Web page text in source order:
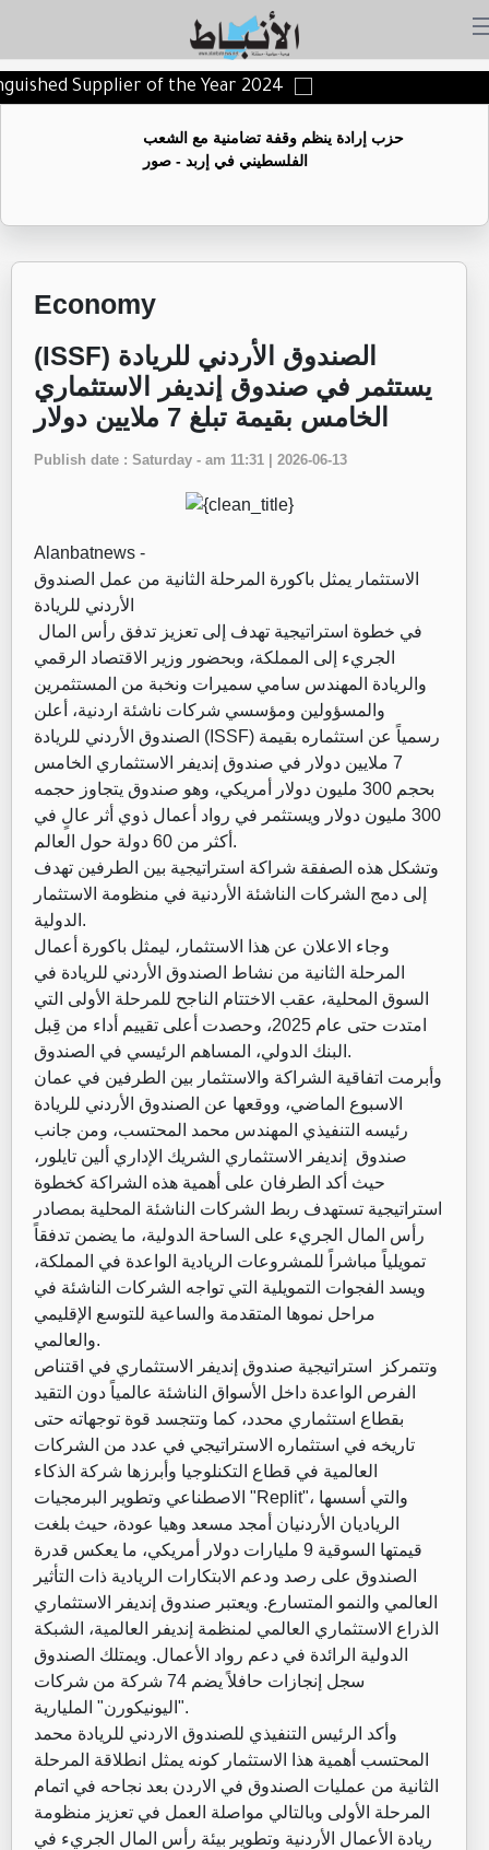
Supplier of the Year 2024
حزب إرادة ينظم وقفة تضامنية مع الشعب
الفلسطيني في إربد - صور
Economy
الصندوق الأردني للريادة (ISSF)
يستثمر في صندوق إنديفر الاستثماري
الخامس بقيمة تبلغ 7 ملايين دولار
Publish date : Saturday - am 11:31 | 2026-06-13
Alanbatnews -
الاستثمار يمثل باكورة المرحلة الثانية من عمل الصندوق
الأردني للريادة
الجريء إلى المملكة، وبحضور وزير الاقتصاد الرقمي
والريادة المهندس سامي سميرات ونخبة من المستثمرين
والمسؤولين ومؤسسي شركات ناشئة اردنية، أعلن
الصندوق الأردني للريادة (ISSF) رسمياً عن استثماره بقيمة
7 ملايين دولار في صندوق إنديفر الاستثماري الخامس
بحجم 300 مليون دولار أمريكي، وهو صندوق يتجاوز حجمه
300 مليون دولار ويستثمر في رواد أعمال ذوي أثر عالٍ في
أكثر من 60 دولة حول العالم.
وتشكل هذه الصفقة شراكة استراتيجية بين الطرفين تهدف
إلى دمج الشركات الناشئة الأردنية في منظومة الاستثمار
الدولية.
وجاء الاعلان عن هذا الاستثمار، ليمثل باكورة أعمال
المرحلة الثانية من نشاط الصندوق الأردني للريادة في
السوق المحلية، عقب الاختتام الناجح للمرحلة الأولى التي
امتدت حتى عام 2025، وحصدت أعلى تقييم أداء من قِبل
البنك الدولي، المساهم الرئيسي في الصندوق.
وأبرمت اتفاقية الشراكة والاستثمار بين الطرفين في عمان
الاسبوع الماضي، ووقعها عن الصندوق الأردني للريادة
رئيسه التنفيذي المهندس محمد المحتسب، ومن جانب
صندوق إنديفر الاستثماري الشريك الإداري ألين تايلور،
حيث أكد الطرفان على أهمية هذه الشراكة كخطوة
استراتيجية تستهدف ربط الشركات الناشئة المحلية بمصادر
رأس المال الجريء على الساحة الدولية، ما يضمن تدفقاً
تمويلياً مباشراً للمشروعات الريادية الواعدة في المملكة،
ويسد الفجوات التمويلية التي تواجه الشركات الناشئة في
مراحل نموها المتقدمة والساعية للتوسع الإقليمي
والعالمي.
وتتمركز استراتيجية صندوق إنديفر الاستثماري في اقتناص
الفرص الواعدة داخل الأسواق الناشئة عالمياً دون التقيد
بقطاع استثماري محدد، كما وتتجسد قوة توجهاته حتى
تاريخه في استثماره الاستراتيجي في عدد من الشركات
العالمية في قطاع التكنلوجيا وأبرزها شركة الذكاء
الاصطناعي وتطوير البرمجيات "Replit"، والتي أسسها
الرياديان الأردنيان أمجد مسعد وهيا عودة، حيث بلغت
قيمتها السوقية 9 مليارات دولار أمريكي، ما يعكس قدرة
الصندوق على رصد ودعم الابتكارات الريادية ذات التأثير
العالمي والنمو المتسارع. ويعتبر صندوق إنديفر الاستثماري
الذراع الاستثماري العالمي لمنظمة إنديفر العالمية، الشبكة
الدولية الرائدة في دعم رواد الأعمال. ويمتلك الصندوق
سجل إنجازات حافلاً يضم 74 شركة من شركات
"اليونيكورن" المليارية.
وأكد الرئيس التنفيذي للصندوق الاردني للريادة محمد
المحتسب أهمية هذا الاستثمار كونه يمثل انطلاقة المرحلة
الثانية من عمليات الصندوق في الاردن بعد نجاحه في اتمام
المرحلة الأولى وبالتالي مواصلة العمل في تعزيز منظومة
ريادة الأعمال الأردنية وتطوير بيئة رأس المال الجريء في